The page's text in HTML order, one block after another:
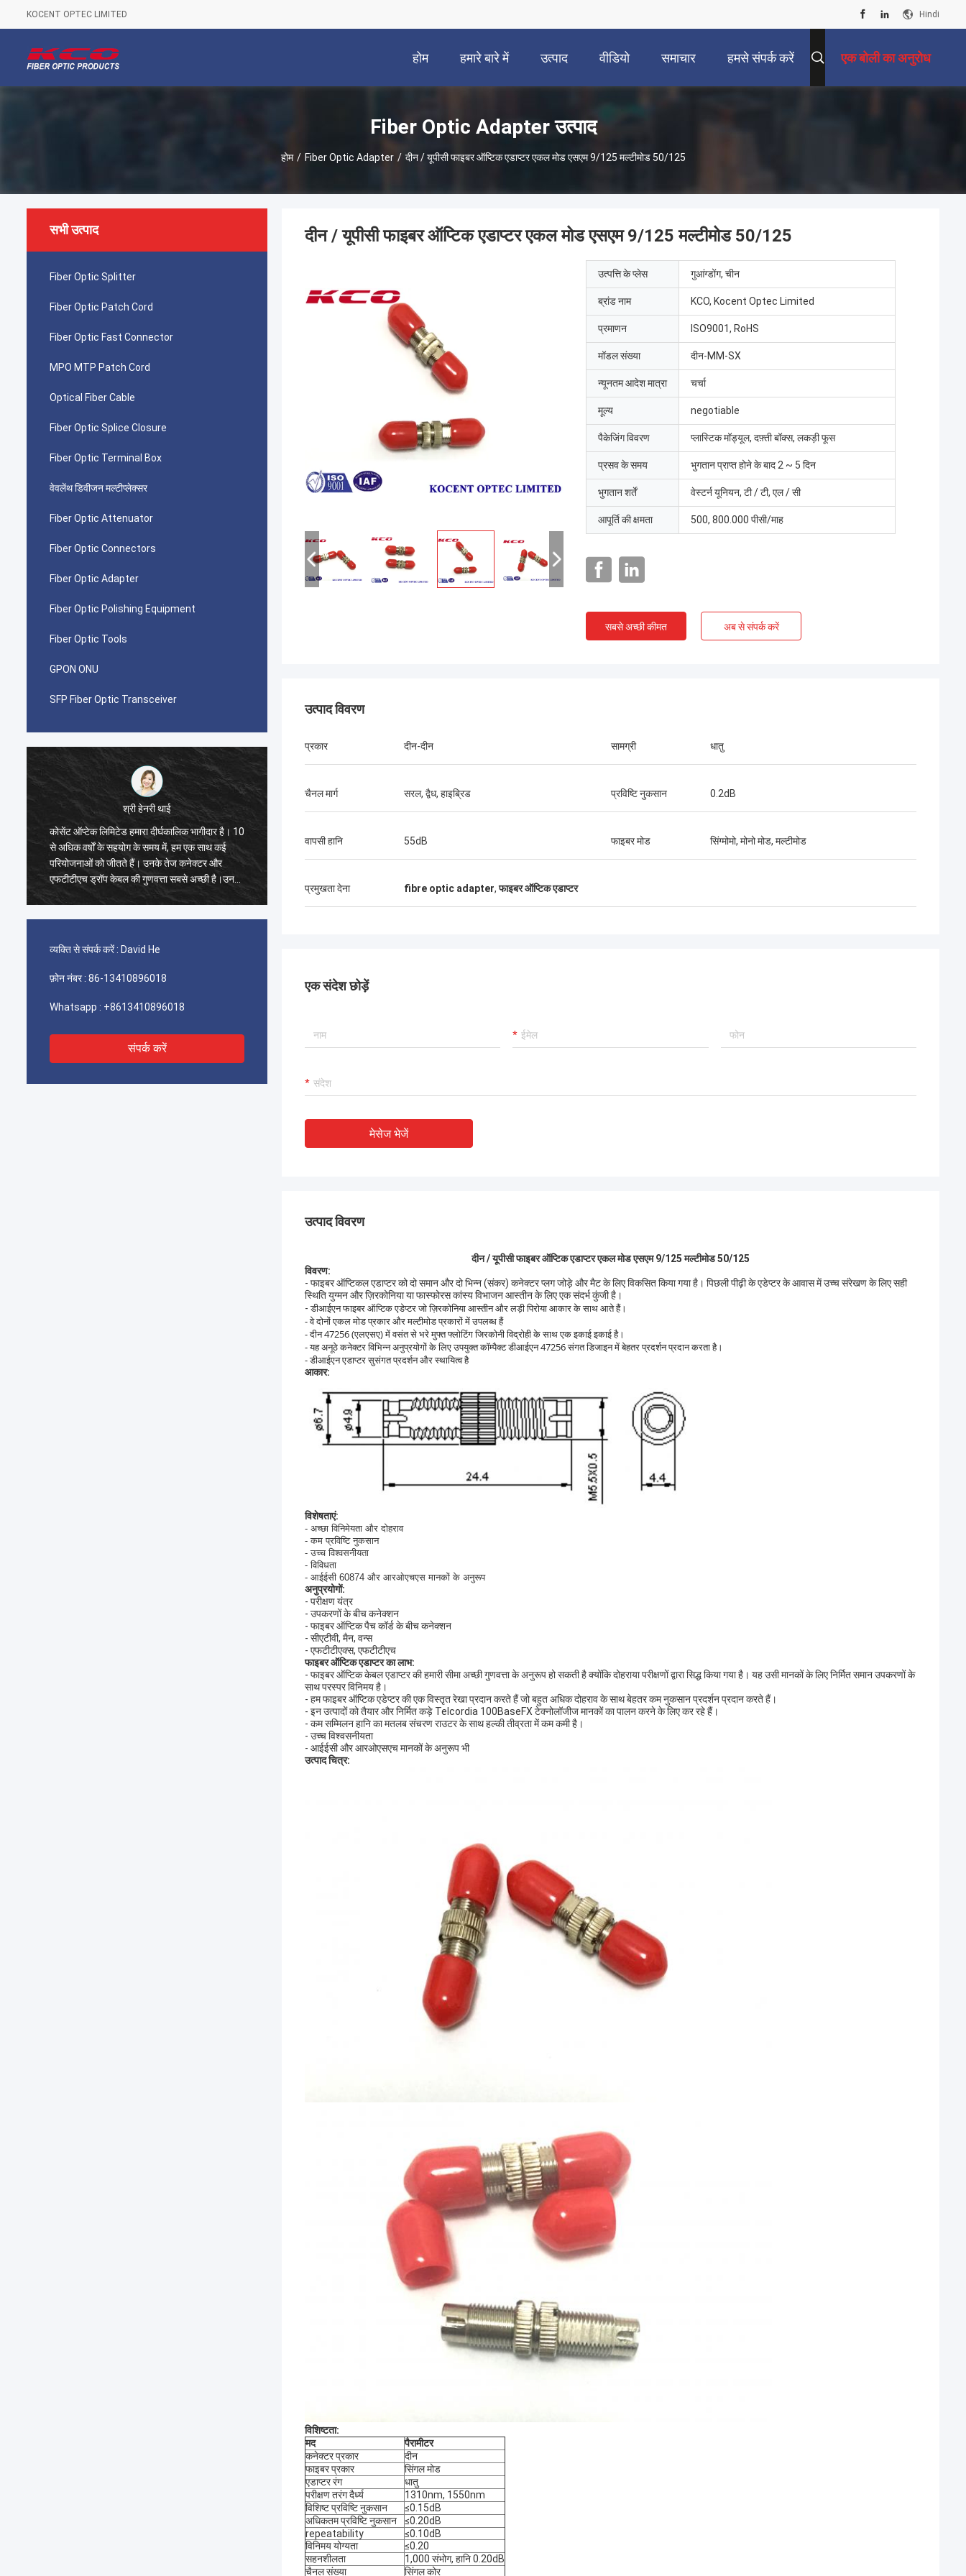
KOCENT OPTEC LIMITED Hindi
होम हमारे बारे में उत्पाद वीडियो समाचार हमसे संपर्क करें एक बोली का अनुरोध
Fiber Optic Adapter उत्पाद
होम / Fiber Optic Adapter / दीन / यूपीसी फाइबर ऑप्टिक एडाप्टर एकल मोड एसएम 9/125 मल्टीमोड 50/125
सभी उत्पाद
Fiber Optic Splitter
Fiber Optic Patch Cord
Fiber Optic Fast Connector
MPO MTP Patch Cord
Optical Fiber Cable
Fiber Optic Splice Closure
Fiber Optic Terminal Box
वेवलेंथ डिवीजन मल्टीप्लेक्सर
Fiber Optic Attenuator
Fiber Optic Connectors
Fiber Optic Adapter
Fiber Optic Polishing Equipment
Fiber Optic Tools
GPON ONU
SFP Fiber Optic Transceiver
है।उनके
श्री पाब्लो
मुझे आश्चर्य हुआ जब मैंने 2014 में Kocent Optec
Limited के साथ पहला ऑर्डर किया। GYXTW केबल
का एक कंटेनर 40GP और फास्ट कनेक्टर, पैच कॉर्ड और
एडॉप्टर के लिए एक कंटेनर 20GP।
भागीदारों में से एक है। हम उनसे हर महीने 2 से 3 कंटेनर
40' का ऑर्डर करते हैं। मैं उनके बाहरी केबल, वितरण
गुणवत्ता बहुत अच्छी हैउनके समर्थन से हम कई दूरसंचार
परियोजनाएं जीतते हैं।
से अधिक वर्षों के सहयोग के समय में, हम एक साथ कई
परियोजनाओं को जीतते हैं। उनके तेज कनेक्टर और
उत्पाद अब मेरे देश भर में कवर कर रहे हैं.
व्यक्ति से संपर्क करें : David He
फ़ोन नंबर : 86-13410896018
Whatsapp : +8613410896018
संपर्क करें
दीन / यूपीसी फाइबर ऑप्टिक एडाप्टर एकल मोड एसएम 9/125 मल्टीमोड 50/125
उत्पत्ति के प्लेस गुआंग्डोंग, चीन
ब्रांड नाम KCO, Kocent Optec Limited
प्रमाणन ISO9001, RoHS
मॉडल संख्या दीन-MM-SX
न्यूनतम आदेश मात्रा चर्चा
मूल्य negotiable
पैकेजिंग विवरण प्लास्टिक मॉड्यूल, दफ़्ती बॉक्स, लकड़ी फूस
प्रसव के समय भुगतान प्राप्त होने के बाद 2 ~ 5 दिन
भुगतान शर्तें वेस्टर्न यूनियन, टी / टी, एल / सी
आपूर्ति की क्षमता 500, 800.000 पीसी/माह
सबसे अच्छी कीमत अब से संपर्क करें
उत्पाद विवरण
प्रकार दीन-दीन सामग्री धातु
चैनल मार्ग सरल, द्वैध, हाइब्रिड प्रविष्टि नुकसान 0.2dB
वापसी हानि 55dB फाइबर मोड सिंग्मोमो, मोनो मोड, मल्टीमोड
प्रमुखता देना fibre optic adapter,फाइबर ऑप्टिक एडाप्टर
एक संदेश छोड़ें
मेसेज भेजें
उत्पाद विवरण
दीन / यूपीसी फाइबर ऑप्टिक एडाप्टर एकल मोड एसएम 9/125 मल्टीमोड 50/125
विवरण:
- फाइबर ऑप्टिकल एडाप्टर को दो समान और दो भिन्न (संकर) कनेक्टर प्लग जोड़े और मैट के लिए विकसित किया गया है। पिछली पीढ़ी के एडेप्टर के आवास में उच्च संरेखण के लिए सही
स्थिति युग्मन और ज़िरकोनिया या फास्फोरस कांस्य विभाजन आस्तीन के लिए एक संदर्भ कुंजी है।
-डीआईएन फाइबर ऑप्टिक एडेप्टर जो ज़िरकोनिया आस्तीन और लड़ी पिरोया आकार के साथ आते हैं।
- वे दोनों एकल मोड प्रकार और मल्टीमोड प्रकारों में उपलब्ध हैं
- दीन 47256 (एलएसए) में वसंत से भरे मुफ्त फ्लोटिंग जिरकोनी विद्रोही के साथ एक इकाई इकाई है।
- यह अनूठे कनेक्टर विभिन्न अनुप्रयोगों के लिए उपयुक्त कॉम्पैक्ट डीआईएन 47256 संगत डिजाइन में बेहतर प्रदर्शन प्रदान करता है।
- डीआईएन एडाप्टर सुसंगत प्रदर्शन और स्थायित्व है
आकार:
विशेषताएं:
- अच्छा विनिमेयता और दोहराव
- कम प्रविष्टि नुकसान
- उच्च विश्वसनीयता
- विविधता
- आईईसी 60874 और आरओएचएस मानकों के अनुरूप
अनुप्रयोगों:
- परीक्षण यंत्र
- उपकरणों के बीच कनेक्शन
- फाइबर ऑप्टिक पैच कॉर्ड के बीच कनेक्शन
- सीएटीवी, मैन, वन्स
- एफटीटीएक्स, एफटीटीएच
फाइबर ऑप्टिक एडाप्टर का लाभ:
- फाइबर ऑप्टिक केबल एडाप्टर की हमारी सीमा अच्छी गुणवत्ता के अनुरूप हो सकती है क्योंकि दोहराया परीक्षणों द्वारा सिद्ध किया गया है। यह उसी मानकों के लिए निर्मित समान उपकरणों के
साथ परस्पर विनिमय है।
- हम फाइबर ऑप्टिक एडेप्टर की एक विस्तृत रेखा प्रदान करते हैं जो बहुत अधिक दोहराव के साथ बेहतर कम नुकसान प्रदर्शन प्रदान करते हैं।
- इन उत्पादों को तैयार और निर्मित कड़े Telcordia 100BaseFX टेक्नोलॉजीज मानकों का पालन करने के लिए कर रहे हैं।
- कम सम्मिलन हानि का मतलब संचरण राउटर के साथ हल्की तीव्रता में कम कमी है।
- उच्च विश्वसनीयता
- आईईसी और आरओएसएच मानकों के अनुरूप भी
उत्पाद चित्र:
विशिष्टता:
मद
पैरामीटर
कनेक्टर प्रकार
दीन
फाइबर प्रकार
सिंगल मोड
एडाप्टर रंग
धातु
परीक्षण तरंग दैर्ध्य
1310nm, 1550nm
विशिष्ट प्रविष्टि नुकसान
≤0.15dB
अधिकतम प्रविष्टि नुकसान
≤0.20dB
repeatability
≤0.10dB
विनिमय योग्यता
≤0.20
सहनशीलता
1,000 संभोग, हानि 0.20dB
चैनल संख्या
सिंगल कोर